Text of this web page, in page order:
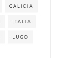
GALICIA
ITALIA
LUGO